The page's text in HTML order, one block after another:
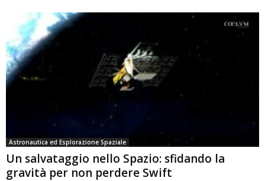
Astronautica ed Esplorazione Spaziale
Un salvataggio nello Spazio: sfidando la
gravità per non perdere Swift